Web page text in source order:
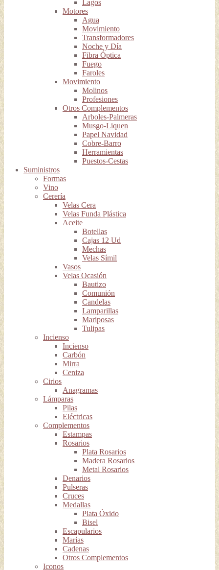
Lagos
Motores
Agua
Movimiento
Transformadores
Noche y Día
Fibra Óptica
Fuego
Faroles
Movimiento
Molinos
Profesiones
Otros Complementos
Arboles-Palmeras
Musgo-Liquen
Papel Navidad
Cobre-Barro
Herramientas
Puestos-Cestas
Suministros
Formas
Vino
Cerería
Velas Cera
Velas Funda Plástica
Aceite
Botellas
Cajas 12 Ud
Mechas
Velas Símil
Vasos
Velas Ocasión
Bautizo
Comunión
Candelas
Lamparillas
Mariposas
Tulipas
Incienso
Incienso
Carbón
Mirra
Ceniza
Cirios
Anagramas
Lámparas
Pilas
Eléctricas
Complementos
Estampas
Rosarios
Plata Rosarios
Madera Rosarios
Metal Rosarios
Denarios
Pulseras
Cruces
Medallas
Plata Óxido
Bisel
Escapularios
Marías
Cadenas
Otros Complementos
Iconos